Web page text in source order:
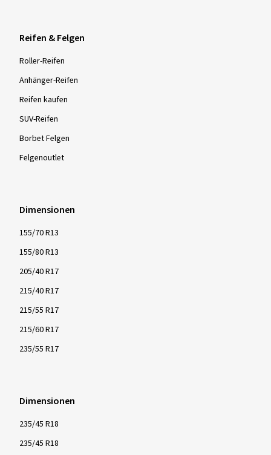
Reifen & Felgen
Roller-Reifen
Anhänger-Reifen
Reifen kaufen
SUV-Reifen
Borbet Felgen
Felgenoutlet
Dimensionen
155/70 R13
155/80 R13
205/40 R17
215/40 R17
215/55 R17
215/60 R17
235/55 R17
Dimensionen
235/45 R18
235/45 R18